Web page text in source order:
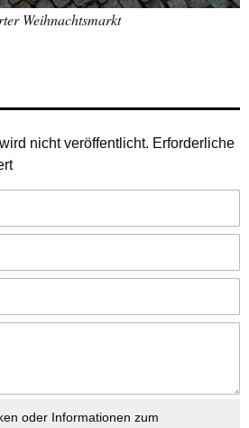
Weihnachtsmarkt
nicht veröffentlicht. Erforderliche
oder Informationen zum